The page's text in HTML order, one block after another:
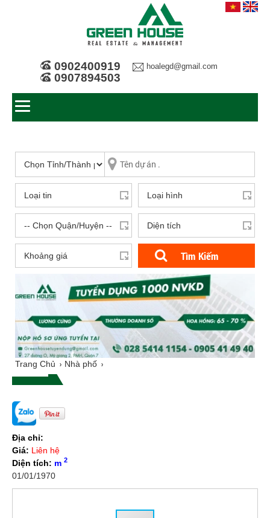
0902400919
0907894503
hoalegd@gmail.com
Tìm Kiếm
Trang Chủ Nhà phố
Địa chỉ:
Giá: Liên hệ
Diện tích: m 2
01/01/1970